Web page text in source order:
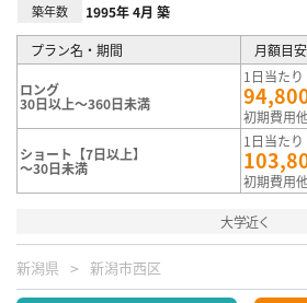
築年数 1995年 4月 築
プラン名・期間 月額目安
ロング
30日以上～360日未満
1日当た
初期費用
ショート【7日以上】
～30日未満
1日当た
初期費用
大学近く
新潟県 新潟市西区